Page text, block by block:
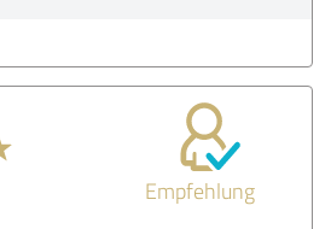
Empfehlung